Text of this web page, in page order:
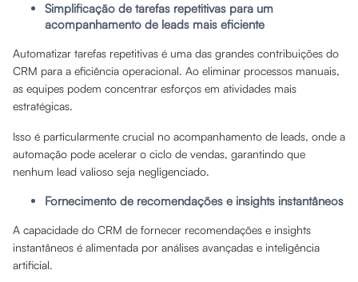
Simplificação de tarefas repetitivas para um
acompanhamento de leads mais eficiente
Automatizar tarefas repetitivas é uma das grandes contribuições do
CRM para a eficiência operacional. Ao eliminar processos manuais,
as equipes podem concentrar esforços em atividades mais
estratégicas.
Isso é particularmente crucial no acompanhamento de leads, onde a
automação pode acelerar o ciclo de vendas, garantindo que
nenhum lead valioso seja negligenciado.
Fornecimento de recomendações e insights instantâneos
A capacidade do CRM de fornecer recomendações e insights
instantâneos é alimentada por análises avançadas e inteligência
artificial.